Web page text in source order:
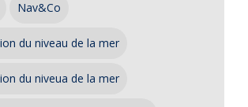
Nav&Co
du niveau de la mer
du niveua de la mer